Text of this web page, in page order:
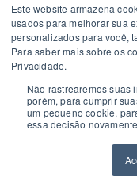
Este website armazena
usados ​​para melhorar sua
personalizados para você,
Para saber mais sobre os
Privacidade.
Não rastrearemos suas
porém, para cumprir
um pequeno cookie,
essa decisão